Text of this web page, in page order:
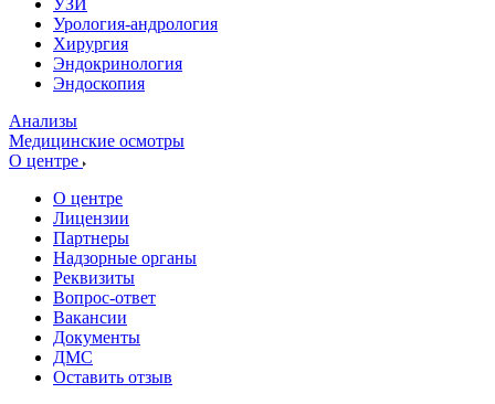
УЗИ
Урология-андрология
Хирургия
Эндокринология
Эндоскопия
Анализы
Медицинские осмотры
О центре
О центре
Лицензии
Партнеры
Надзорные органы
Реквизиты
Вопрос-ответ
Вакансии
Документы
ДМС
Оставить отзыв